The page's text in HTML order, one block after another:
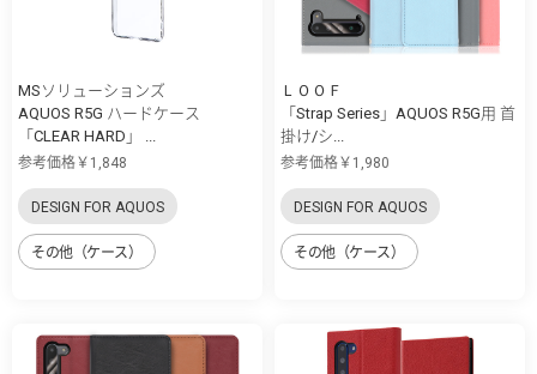
MSソリューションズ
AQUOS R5G ハードケース
「CLEAR HARD」 ...
参考価格￥1,848
DESIGN FOR AQUOS
その他（ケース）
ＬＯＯＦ
「Strap Series」AQUOS R5G用 首
掛け/シ...
参考価格￥1,980
DESIGN FOR AQUOS
その他（ケース）